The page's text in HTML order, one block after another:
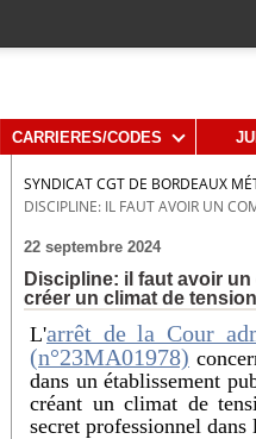
CARRIERES/CODES
SYNDICAT CGT DE BORDEAUX
DISCIPLINE: IL FAUT AVOIR UN
22 septembre 2024
Discipline: il faut avoir
créer un climat de
L'arrêt de la Cour
(n°23MA01978)
dans un établissement
créant un climat de
secret professionnel